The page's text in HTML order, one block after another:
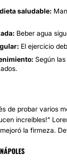
saludable:
Beber agua
El ejercicio
Según
de probar varios
increíbles!"
la firmeza.